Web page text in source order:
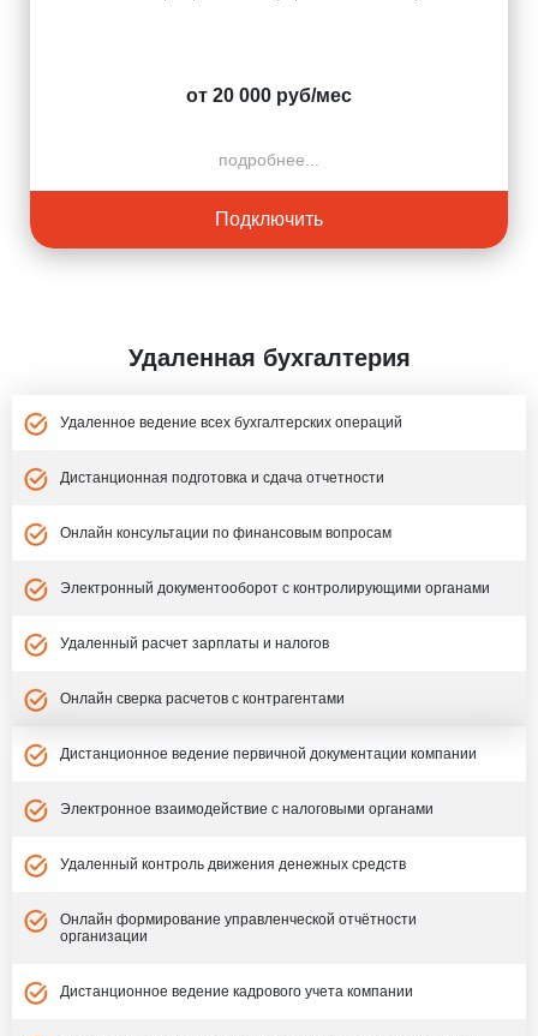
от 20 000 руб/мес
подробнее...
Подключить
Удаленная бухгалтерия
Удаленное ведение всех бухгалтерских операций
Дистанционная подготовка и сдача отчетности
Онлайн консультации по финансовым вопросам
Электронный документооборот с контролирующими органами
Удаленный расчет зарплаты и налогов
Онлайн сверка расчетов с контрагентами
Дистанционное ведение первичной документации компании
Электронное взаимодействие с налоговыми органами
Удаленный контроль движения денежных средств
Онлайн формирование управленческой отчётности
организации
Дистанционное ведение кадрового учета компании